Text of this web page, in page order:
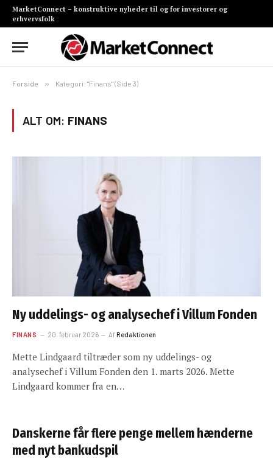
MarketConnect – konstruktive nyheder til og for investorer og
erhvervsfolk
Forside » Kategori: "Finans" (Side 3)
ALT OM: FINANS
Ny uddelings- og analysechef i Villum Fonden
FINANS 20. februar 2026 AfRedaktionen
Mette Lindgaard tiltræder som ny uddelings- og
analysechef i Villum Fonden den 1. marts 2026. Mette
Lindgaard kommer fra en…
Danskerne får flere penge mellem hænderne
med nyt bankudspil